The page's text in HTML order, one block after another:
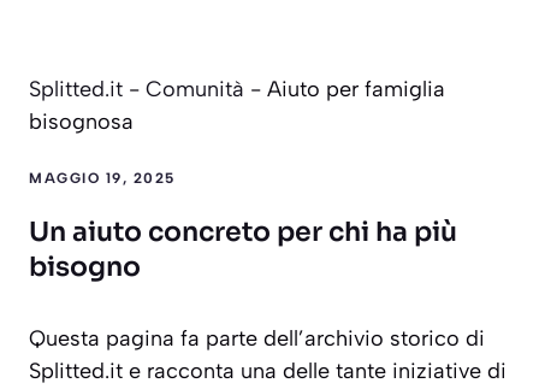
Splitted.it - Comunità - Aiuto per famiglia
bisognosa
MAGGIO 19, 2025
Un aiuto concreto per chi ha più
bisogno
Questa pagina fa parte dell’archivio storico di
Splitted.it e racconta una delle tante iniziative di